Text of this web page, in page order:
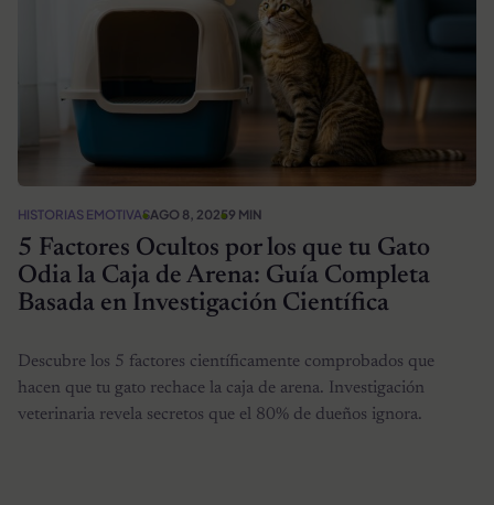
HISTORIAS EMOTIVASAGO 8, 20259 MIN
5 Factores Ocultos por los que tu Gato
Odia la Caja de Arena: Guía Completa
Basada en Investigación Científica
Descubre los 5 factores científicamente comprobados que
hacen que tu gato rechace la caja de arena. Investigación
veterinaria revela secretos que el 80% de dueños ignora.